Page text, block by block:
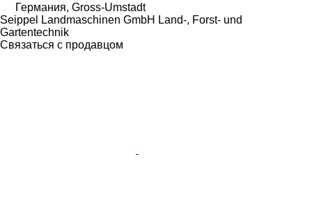
Германия, Gross-Umstadt
Seippel Landmaschinen GmbH Land-, Forst- und
Gartentechnik
Связаться с продавцом